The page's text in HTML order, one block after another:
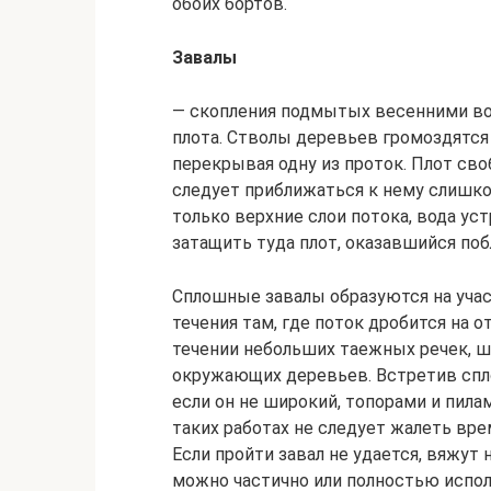
Завалы
— скопления подмытых весенними
плота. Стволы деревьев
перекрывая одну из проток. Плот
следует приближаться к нему
только верхние слои потока, вода
затащить туда плот, оказавшийся
Сплошные завалы образуются на
течения там, где поток дробится на
течении небольших таежных речек,
окружающих деревьев. Встретив
если он не широкий, топорами и
таких работах не следует жалеть
Если пройти завал не удается,
можно частично или полностью